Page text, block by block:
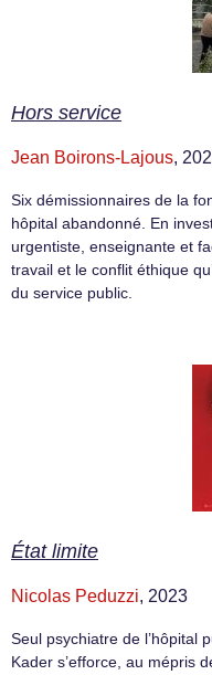
Hors service
Jean Boirons-Lajous,
Six démissionnaires de la
hôpital abandonné. En
urgentiste, enseignante et
travail et le conflit éthique
du service public.
État limite
Nicolas Peduzzi, 2023
Seul psychiatre de l’hôpital
Kader s’efforce, au mépris